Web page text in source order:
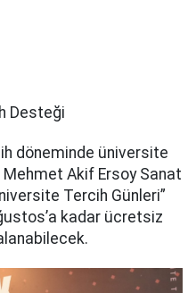
Desteği
döneminde üniversite
Mehmet Akif Ersoy Sanat
Tercih Günleri”
kadar ücretsiz